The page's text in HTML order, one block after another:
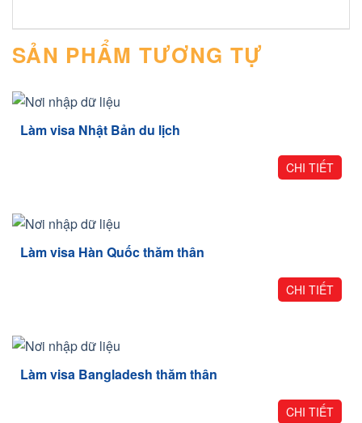
SẢN PHẨM TƯƠNG TỰ
Làm visa Nhật Bản du lịch
CHI TIẾT
Làm visa Hàn Quốc thăm thân
CHI TIẾT
Làm visa Bangladesh thăm thân
CHI TIẾT